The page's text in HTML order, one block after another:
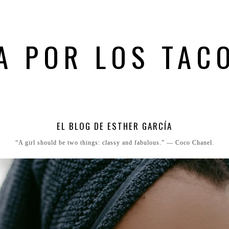
POR LOS
EL BLOG DE ESTHER GARCÍA
“A girl should be two things: classy and fabulous.” ― Coco Chanel.